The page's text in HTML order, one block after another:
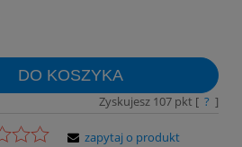
DO KOSZYKA
Zyskujesz 107pkt [ ? ]
zapytaj o produkt